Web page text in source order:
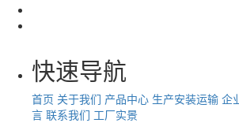
快速导航
首页 关于我们 产品中心 生产安装运输 企
言 联系我们 工厂实景